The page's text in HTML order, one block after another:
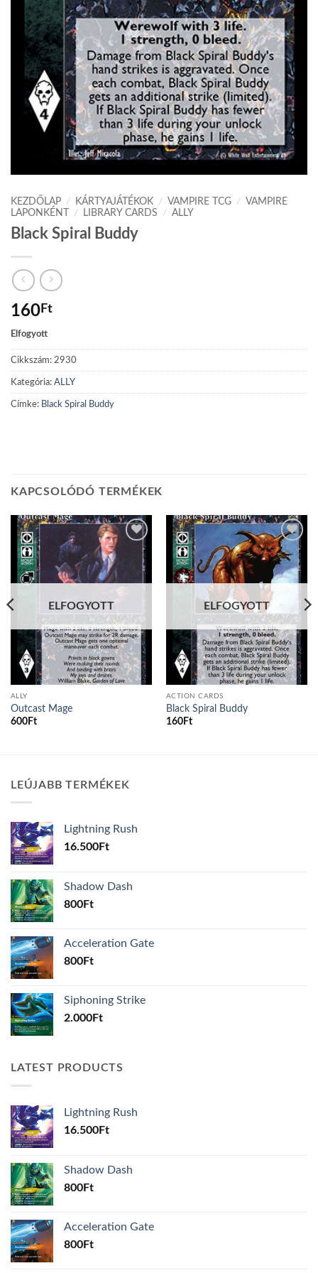
KEZDŐLAP / KÁRTYAJÁTÉKOK / VAMPIRE TCG /
VAMPIRE
LAPONKÉNT
/ LIBRARY CARDS / ALLY
Black Spiral Buddy
160Ft
Elfogyott
Cikkszám: 2930
Kategória: ALLY
Címke: Black Spiral Buddy
KAPCSOLÓDÓ TERMÉKEK
Add to
wishlist
ELFOGYOTT
ALLY
Outcast Mage
600Ft
Add to
wishlist
ELFOGYOTT
ACTION CARDS
Black Spiral Buddy
160Ft
LEÚJABB TERMÉKEK
Lightning Rush
16.500Ft
Shadow Dash
800Ft
Acceleration Gate
800Ft
Siphoning Strike
2.000Ft
LATEST PRODUCTS
Lightning Rush
16.500Ft
Shadow Dash
800Ft
Acceleration Gate
800Ft